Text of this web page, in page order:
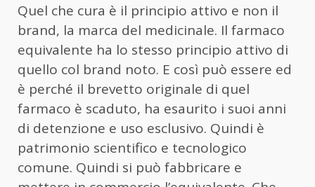
Quel che cura è il principio attivo e non il
brand, la marca del medicinale. Il farmaco
equivalente ha lo stesso principio attivo di
quello col brand noto. E così può essere ed
è perché il brevetto originale di quel
farmaco è scaduto, ha esaurito i suoi anni
di detenzione e uso esclusivo. Quindi è
patrimonio scientifico e tecnologico
comune. Quindi si può fabbricare e